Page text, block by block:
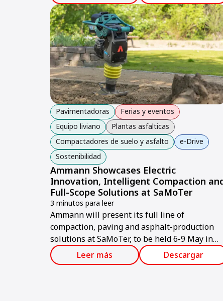
Pavimentadoras
Ferias y eventos
Equipo liviano
Plantas asfalticas
Compactadores de suelo y asfalto
e-Drive
Sostenibilidad
Ammann Showcases Electric
Innovation, Intelligent Compaction
Full-Scope Solutions at SaMoTer
3 minutos para leer
Ammann will present its full line of
compaction, paving and asphalt-production
solutions at SaMoTer, to be held 6-9 May in
Verona, Italy.
Leer más Descargar